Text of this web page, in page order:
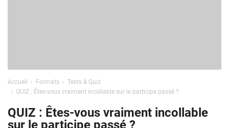
Accueil Formats
Tests & Quiz
QUIZ : Êtes-vous vraiment incollable sur le participe passé ?
QUIZ : Êtes-vous vraiment incollable
sur le participe passé ?